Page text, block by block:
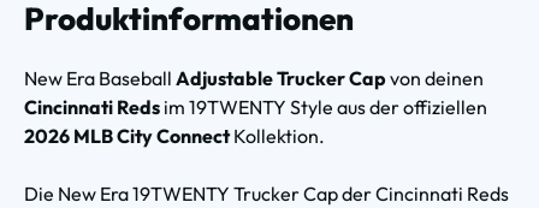
Produktinformationen
New Era Baseball Adjustable Trucker Cap von deinen
Cincinnati Reds im 19TWENTY Style aus der offiziellen
2026 MLB City ConnectKollektion.
Die New Era 19TWENTY Trucker Cap der Cincinnati Reds